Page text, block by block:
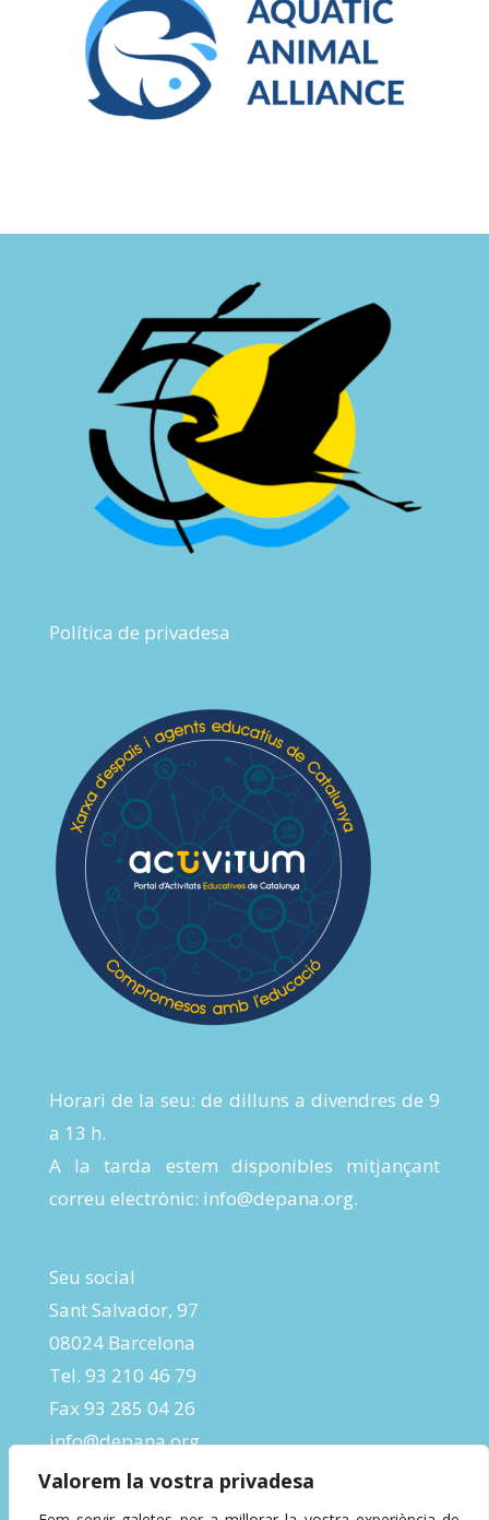
Valorem la vostra privadesa
Política de privadesa
Horari de la seu: de dilluns a divendres de 9
a 13 h.
A la tarda estem disponibles mitjançant
correu electrònic: info@depana.org.
Seu social
Sant Salvador, 97
08024 Barcelona
Tel. 93 210 46 79
Fax 93 285 04 26
info@depana.org